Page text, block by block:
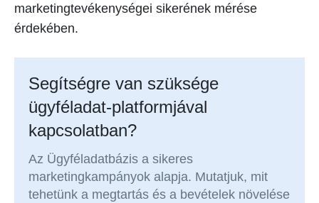
marketingtevékenységei sikerének mérése
érdekében.
Segítségre van szüksége
ügyféladat-platformjával
kapcsolatban?
Az Ügyféladatbázis a sikeres
marketingkampányok alapja. Mutatjuk, mit
tehetünk a megtartás és a bevételek növelése